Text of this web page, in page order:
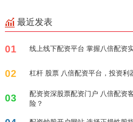
最近发表
01 线上线下配资平台 掌握八倍配资
02 杠杆 股票 八倍配资平台，投资利
03
配资资深股票配资门户 八倍配资
险？